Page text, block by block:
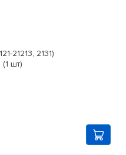
21213, 2131)
шт)